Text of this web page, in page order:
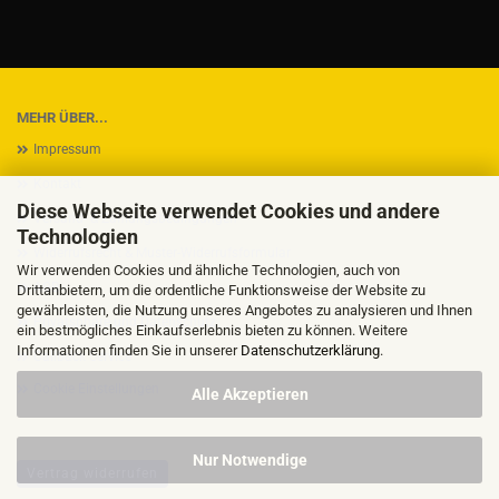
Diese Webseite verwendet Cookies und andere
Technologien
Wir verwenden Cookies und ähnliche Technologien, auch von
Drittanbietern, um die ordentliche Funktionsweise der Website zu
gewährleisten, die Nutzung unseres Angebotes zu analysieren und Ihnen
ein bestmögliches Einkaufserlebnis bieten zu können. Weitere
Informationen finden Sie in unserer Datenschutzerklärung.
Alle Akzeptieren
Nur Notwendige
MEHR ÜBER...
Impressum
Versand- & Zahlungsbedingungen
Widerrufsrecht & Muster-Widerrufsformular
AGB
Privatsphäre und Datenschutz
Callback Service